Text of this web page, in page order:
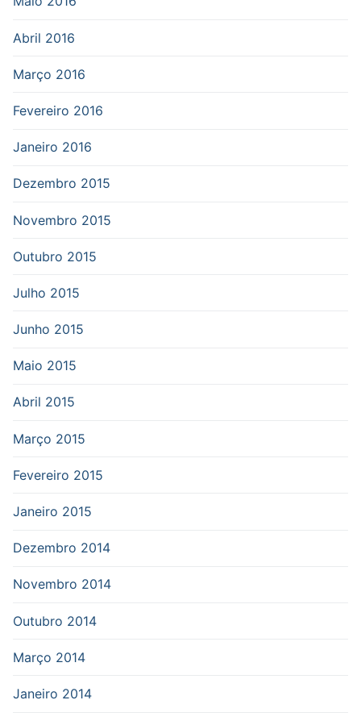
Abril 2016
Março 2016
Fevereiro 2016
Janeiro 2016
Dezembro 2015
Novembro 2015
Outubro 2015
Julho 2015
Junho 2015
Maio 2015
Abril 2015
Março 2015
Fevereiro 2015
Janeiro 2015
Dezembro 2014
Novembro 2014
Outubro 2014
Março 2014
Janeiro 2014